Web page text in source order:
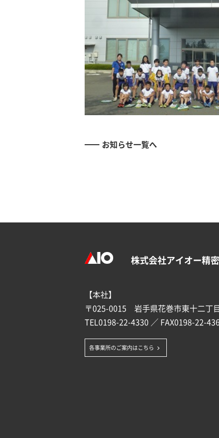
お知らせ一覧へ
株式会社アイオー精密
【本社】
〒025-0015 岩手県花巻市東十二丁
TEL0198-22-4330 ／ FAX0198-22-
各事業所のご案内はこちら